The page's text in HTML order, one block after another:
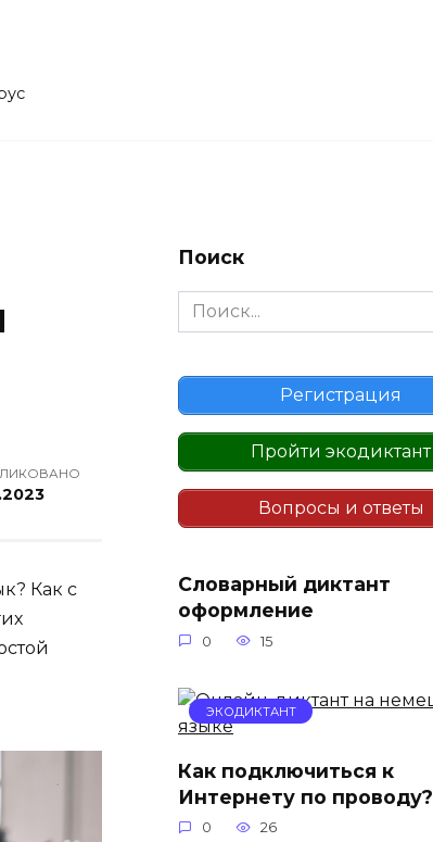
Как с
Поиск
Search
for:
Регистрация
Пройти экодиктант
Вопросы и ответы
Словарный диктант
оформление
0 15
ЭКОДИКТАНТ
Как подключиться к
Интернету по проводу?
0 26